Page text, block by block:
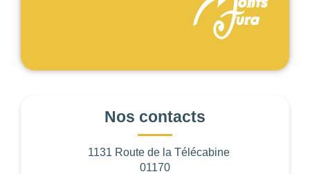
Nos contacts
1131 Route de la Télécabine
01170